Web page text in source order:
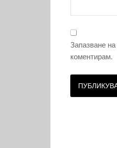
Запазване
коментирам.